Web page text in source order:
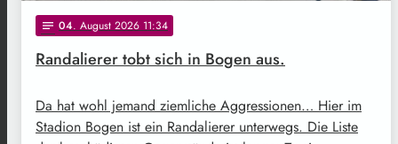
notes 04. August 2026 11:34
Randalierer tobt sich in Bogen aus.
Da hat wohl jemand ziemliche Aggressionen… Hier im
Stadion Bogen ist ein Randalierer unterwegs. Die Liste